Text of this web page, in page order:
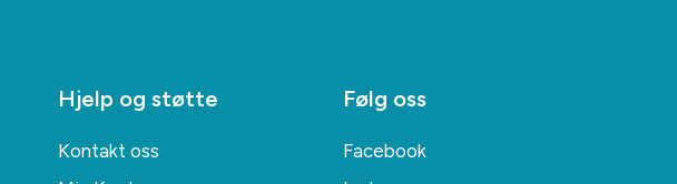
Hjelp og støtte
Kontakt oss
Følg oss
Facebook